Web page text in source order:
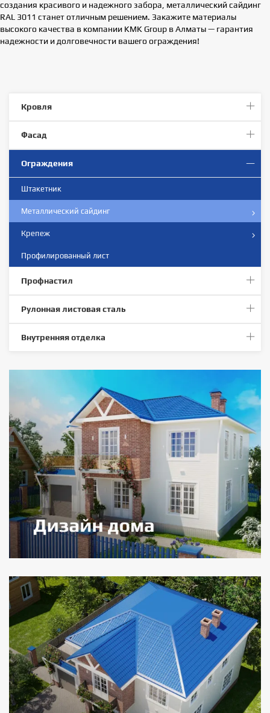
Кровля
Фасад
Ограждения
Штакетник
Металлический сайдинг
Крепеж
Профилированный лист
Профнастил
Рулонная листовая сталь
Внутренняя отделка
создания красивого и надежного забора, металлический сайдинг
RAL 3011 станет отличным решением. Закажите материалы
высокого качества в компании KMK Group в Алматы — гарантия
надежности и долговечности вашего ограждения!